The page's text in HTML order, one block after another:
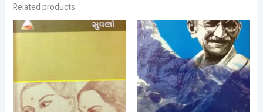
Related products